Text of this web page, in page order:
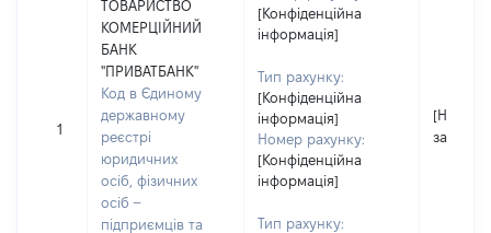
1
ТОВАРИСТВО
КОМЕРЦІЙНИЙ
БАНК
"ПРИВАТБАНК"
Код в Єдиному
державному
реєстрі
юридичних
осіб, фізичних
осіб –
підприємців та
[Конфіденційна
інформація]
Тип рахунку:
[Конфіденційна
інформація]
Номер рахунку:
[Конфіденційна
інформація]
Тип рахунку:
[Не